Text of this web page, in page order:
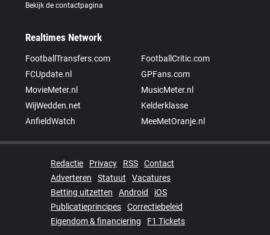
Bekijk de contactpagina
Realtimes Network
FootballTransfers.com
FootballCritic.com
FCUpdate.nl
GPFans.com
MovieMeter.nl
MusicMeter.nl
WijWedden.net
Kelderklasse
AnfieldWatch
MeeMetOranje.nl
Redactie Privacy RSS
Contact
Adverteren
Statuut
Vacatures
Betting uitzetten
Android
iOS
Publicatieprincipes
Correctiebeleid
Eigendom & financiering
F1 Tickets